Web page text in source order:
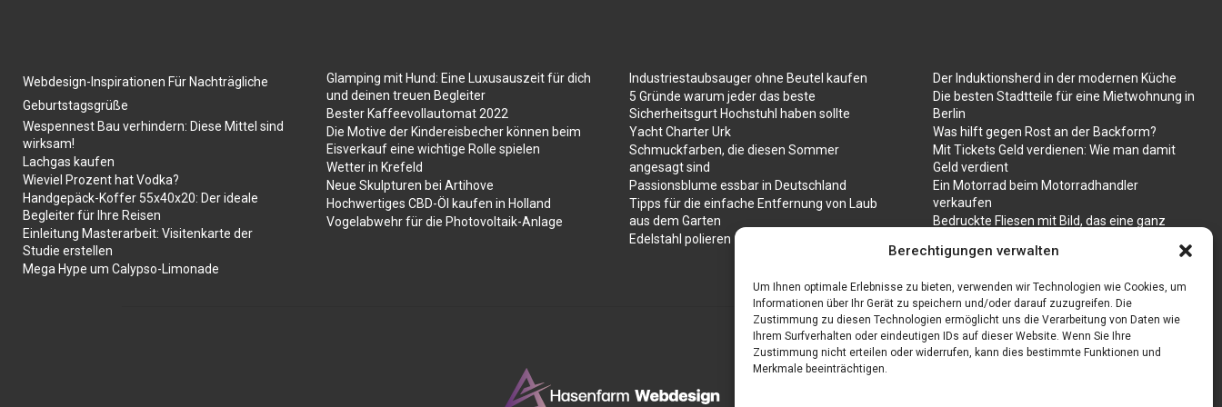
Berechtigungen verwalten
Um Ihnen optimale Erlebnisse zu bieten, verwenden wir Technologien wie Cookies, um
Informationen über Ihr Gerät zu speichern und/oder darauf zuzugreifen. Die
Zustimmung zu diesen Technologien ermöglicht uns die Verarbeitung von Daten wie
Ihrem Surfverhalten oder eindeutigen IDs auf dieser Website. Wenn Sie Ihre
Zustimmung nicht erteilen oder widerrufen, kann dies bestimmte Funktionen und
Merkmale beeinträchtigen.
Webdesign-Inspirationen Für Nachträgliche
Geburtstagsgrüße
Wespennest Bau verhindern: Diese Mittel sind
wirksam!
Lachgas kaufen
Wieviel Prozent hat Vodka?
Handgepäck-Koffer 55x40x20: Der ideale
Begleiter für Ihre Reisen
Einleitung Masterarbeit: Visitenkarte der
Studie erstellen
Mega Hype um Calypso-Limonade
Glamping mit Hund: Eine Luxusauszeit für dich
und deinen treuen Begleiter
Bester Kaffeevollautomat 2022
Die Motive der Kindereisbecher können beim
Eisverkauf eine wichtige Rolle spielen
Wetter in Krefeld
Neue Skulpturen bei Artihove
Hochwertiges CBD-Öl kaufen in Holland
Vogelabwehr für die Photovoltaik-Anlage
Industriestaubsauger ohne Beutel kaufen
5 Gründe warum jeder das beste
Sicherheitsgurt Hochstuhl haben sollte
Yacht Charter Urk
Schmuckfarben, die diesen Sommer
angesagt sind
Passionsblume essbar in Deutschland
Tipps für die einfache Entfernung von Laub
aus dem Garten
Edelstahl polieren
Der Induktionsherd in der modernen Küche
Die besten Stadtteile für eine Mietwohnung in
Berlin
Was hilft gegen Rost an der Backform?
Mit Tickets Geld verdienen: Wie man damit
Geld verdient
Ein Motorrad beim Motorradhandler
verkaufen
Bedruckte Fliesen mit Bild, das eine ganz
Vegane Mode. Wie passen vegane Schuhe zu